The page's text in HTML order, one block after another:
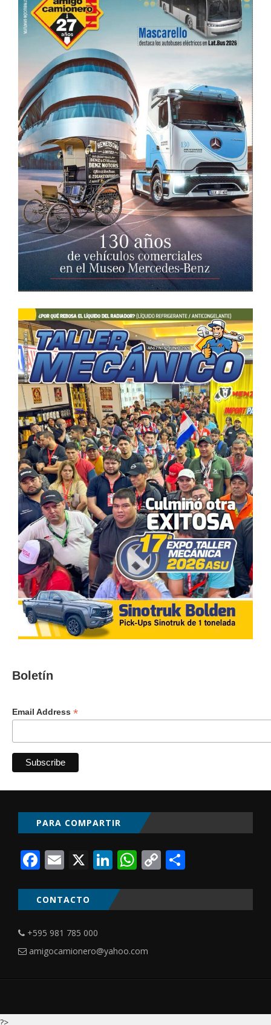
Boletín
Email Address *
PARA COMPARTIR
Facebook
Email
X LinkedIn
WhatsApp
Copy
CONTACTO
+595 981 785 000
amigocamionero@yahoo.com
?>